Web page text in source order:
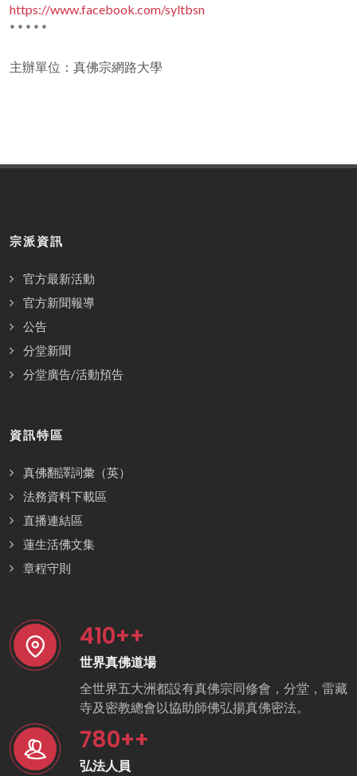
https://www.facebook.com/syltbsn
* * * * *
主辦單位：真佛宗網路大學
宗派資訊
官方最新活動
官方新聞報導
公告
分堂新聞
分堂廣告/活動預告
資訊特區
真佛翻譯詞彙（英）
法務資料下載區
直播連結區
蓮生活佛文集
章程守則
410++
世界真佛道場
全世界五大洲都設有真佛宗同修會，分堂，雷藏
寺及密教總會以協助師佛弘揚真佛密法。
780++
弘法人員